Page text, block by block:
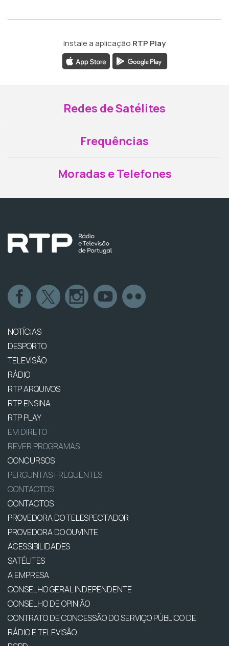
Instale a aplicação RTP Play
Redes de Satélites
Frequências
Moradas e Telefones
NOTÍCIAS
DESPORTO
TELEVISÃO
RÁDIO
RTP ARQUIVOS
RTP ENSINA
RTP PLAY
EM DIRETO
REVER PROGRAMAS
CONCURSOS
PERGUNTAS FREQUENTES
CONTACTOS
CONTACTOS
PROVEDORA DO TELESPECTADOR
PROVEDORA DO OUVINTE
ACESSIBILIDADES
SATÉLITES
A EMPRESA
CONSELHO GERAL INDEPENDENTE
CONSELHO DE OPINIÃO
CONTRATO DE CONCESSÃO DO SERVIÇO PÚBLICO DE
RÁDIO E TELEVISÃO